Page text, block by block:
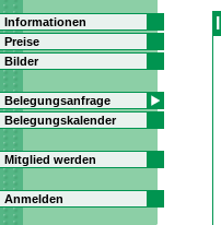
Informationen
Preise
Bilder
Belegungsanfrage
Belegungskalender
Mitglied werden
Anmelden